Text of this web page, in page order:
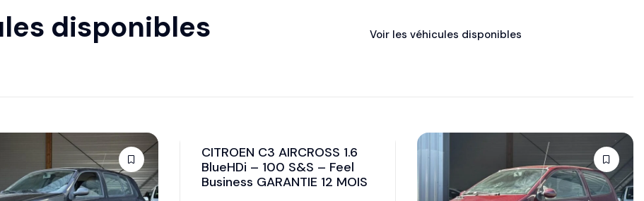
disponibles Voir les véhicules disponibles
CITROEN C3 AIRCROSS 1.6
BlueHDi – 100 S&S – Feel
Business GARANTIE 12 MOIS